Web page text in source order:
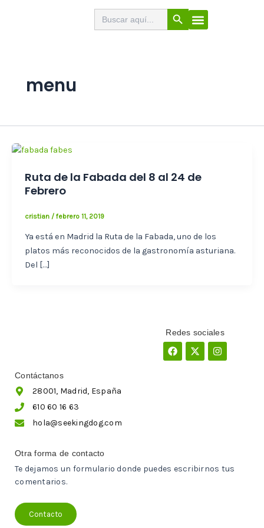
Menú
Buscar: Botón de búsqueda
menu
Ruta de la Fabada del 8 al 24 de
Febrero
cristian / febrero 11, 2019
Ya está en Madrid la Ruta de la Fabada, uno de los
platos más reconocidos de la gastronomía asturiana.
Del […]
Redes sociales
Facebook
X-
twitter
Instagram
Contáctanos
28001, Madrid, España
610 60 16 63
hola@seekingdog.com
Otra forma de contacto
Te dejamos un formulario donde puedes escribirnos tus
comentarios.
Contacto